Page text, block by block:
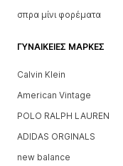
σπρα μίνι φορέματα
ΓΥΝΑΙΚΕΊΕΣ ΜΆΡΚΕΣ
Calvin Klein
American Vintage
POLO RALPH LAUREN
ADIDAS ORGINALS
new balance